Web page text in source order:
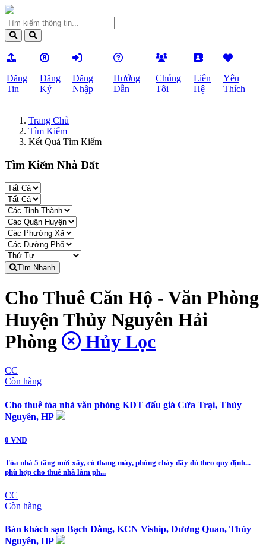
Đăng
Tin
Đăng
Ký
Đăng
Nhập
Hướng
Dẫn
Chúng
Tôi
Liên
Hệ
Yêu
Thích
Trang Chủ
Tìm Kiếm
Kết Quả Tìm Kiếm
Tìm Kiếm Nhà Đất
Tìm Nhanh
Cho Thuê Căn Hộ - Văn Phòng
Huyện Thủy Nguyên Hải
Phòng
Hủy Lọc
CC
Còn hàng
Cho thuê tòa nhà văn phòng KĐT đấu giá Cửa Trại, Thủy
Nguyên, HP
0 VNĐ
Tòa nhà 5 tầng mới xây, có thang máy, phòng cháy đầy đủ theo quy định...
phù hợp cho thuê nhà làm ph...
CC
Còn hàng
Bán khách sạn Bạch Đằng, KCN Viship, Dương Quan, Thủy
Nguyên, HP